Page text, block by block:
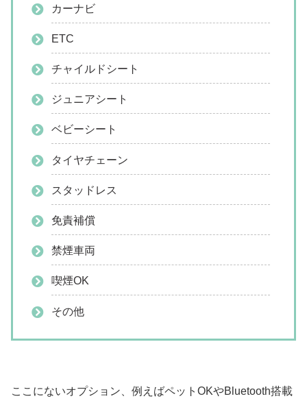
カーナビ
ETC
チャイルドシート
ジュニアシート
ベビーシート
タイヤチェーン
スタッドレス
免責補償
禁煙車両
喫煙OK
その他
ここにないオプション、例えばペットOKやBluetooth搭載